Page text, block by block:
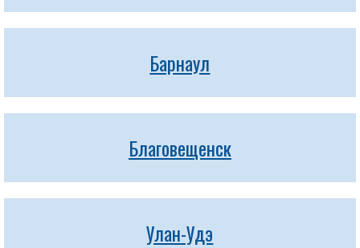
Барнаул
Благовещенск
Улан-Удэ